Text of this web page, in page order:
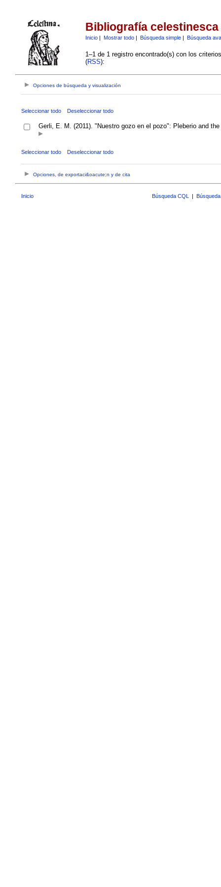
Bibliografía celestinesca
Inicio| Mostrar todo| Búsqueda simple| Búsqueda
1–1 de 1 registro encontrado(s) con los
(RSS):
Opciones de búsqueda y visualización
Seleccionar todo Deseleccionar todo
Gerli, E. M. (2011). "Nuestro gozo en el pozo": Pleberio and
Seleccionar todo Deseleccionar todo
Opciones, de exportaci&oacute;n y de cita
Inicio Búsqueda CQL |